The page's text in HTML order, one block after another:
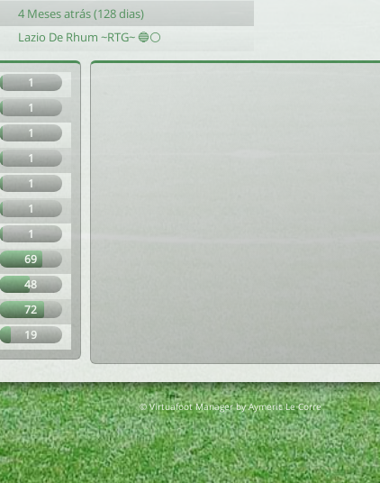
4 Meses atrás (128 dias)
Lazio De Rhum ~RTG~ 🔵⚪️
1
1
1
1
1
1
1
69
48
72
19
© Virtuafoot Manager by Aymeric Le Corre